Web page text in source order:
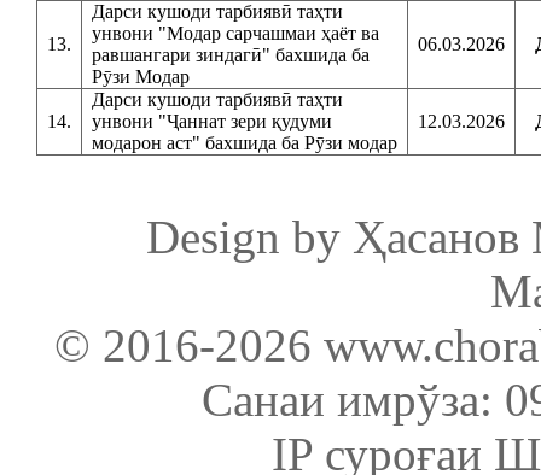
13.
Дарси кушоди тарбиявӣ таҳти
унвони "Модар сарчашмаи ҳаёт ва
равшангари зиндагӣ" бахшида ба
Рӯзи Модар
06.03.2026
14.
Дарси кушоди тарбиявӣ таҳти
унвони "Ҷаннат зери қудуми
модарон аст" бахшида ба Рӯзи модар
12.03.2026
Design by
© 2016-2026
Санаи имрўза:
IP суроғаи